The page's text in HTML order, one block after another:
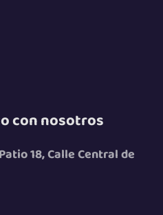
con nosotros
18, Calle Central de